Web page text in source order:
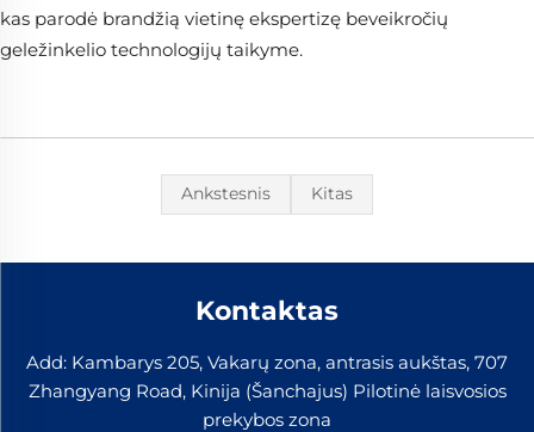
kas parodė brandžią vietinę ekspertizę beveikročių
geležinkelio technologijų taikyme.
Ankstesnis Kitas
Kontaktas
Add: Kambarys 205, Vakarų zona, antrasis aukštas, 707
Zhangyang Road, Kinija (Šanchajus) Pilotinė laisvosios
prekybos zona